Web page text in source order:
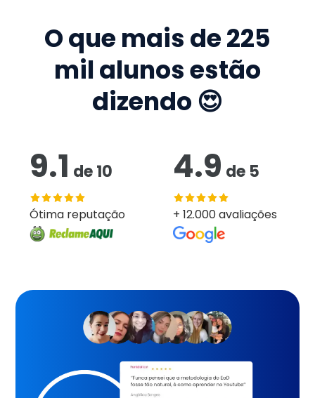
O que mais de225
mil alunos estão
dizendo 😍
9.1 de10
Ótima reputação
4.9 de 5
+ 12.000 avaliações